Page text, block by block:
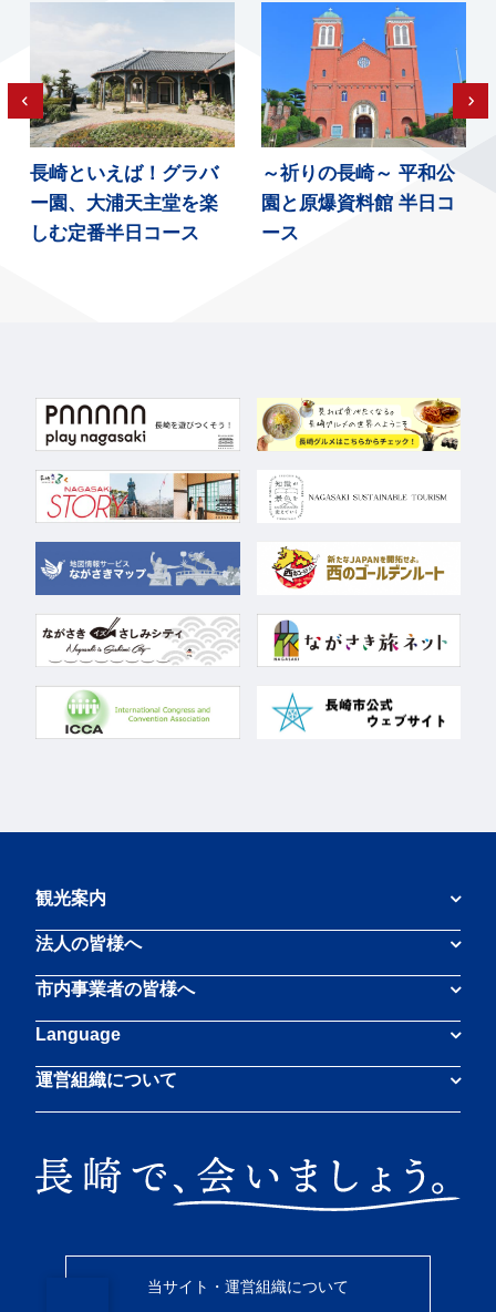
長崎といえば！グラバ
ー園、大浦天主堂を楽
しむ定番半日コース
～祈りの長崎～ 平和公
園と原爆資料館 半日コ
ース
観光案内
法人の皆様へ
市内事業者の皆様へ
Language
運営組織について
当サイト・運営組織について